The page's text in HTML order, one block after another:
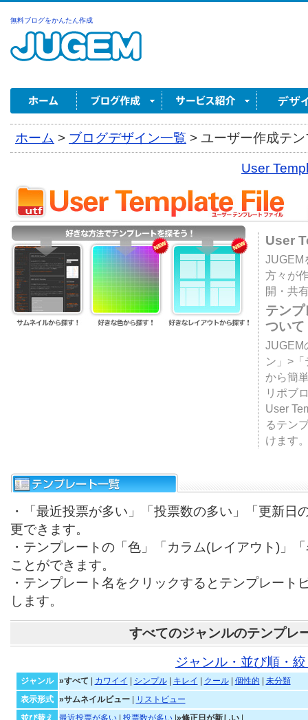
無料ブログをかんたん作成
ホーム > ブログデザイン一覧 > ユーザー作成テ
User
User
JUGEM
方々が
開・共
テン
ついて
JUGEM
ン」>
から簡
リポブ
User
るテン
けます
・「最近投票が多い」「投票数の多い」「更新日
更できます。
・テンプレートの「色」「カラム(レイアウト)」
ことができます。
・テンプレート名をクリックするとテンプレート
します。
すべてのジャンルのテンプレ
ジャンル・並び順・
ジャンル »すべて カワイイ シンプル| キレイ クール| 個性的
未分類
表示形式
»サムネイルビュー|
リストビュー
並び替え
最近投票が多い| 投票数が多い| »修正日が新しい|